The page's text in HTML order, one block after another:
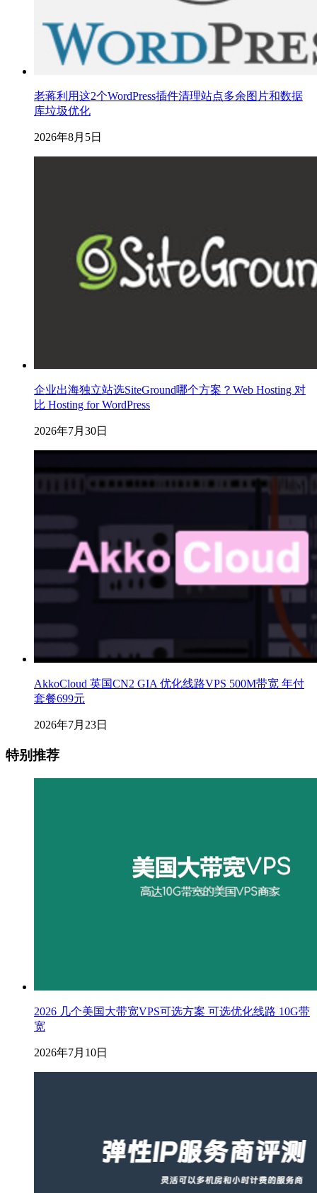
老蒋利用这2个WordPress插件清理站点多余图片和数据
库垃圾优化
2026年8月5日
企业出海独立站选SiteGround哪个方案？Web Hosting 对
比 Hosting for WordPress
2026年7月30日
AkkoCloud 英国CN2 GIA 优化线路VPS 500M带宽 年付
套餐699元
2026年7月23日
特别推荐
2026 几个美国大带宽VPS可选方案 可选优化线路 10G带
宽
2026年7月10日